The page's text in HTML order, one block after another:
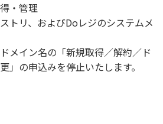
・管理
トリ、およびDoレジのシステムメ
メイン名の「新規取得／解約／ド
」の申込みを停止いたします。